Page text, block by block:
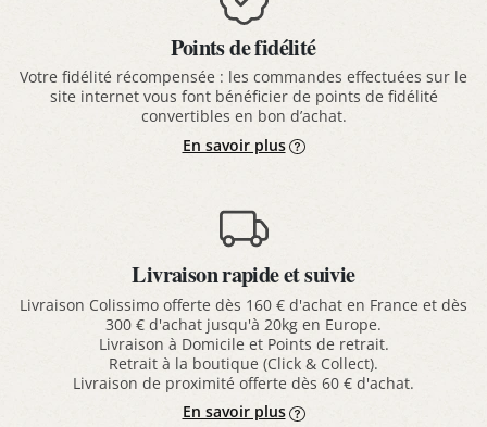
Points de fidélité
Votre fidélité récompensée : les commandes effectuées sur le
site internet vous font bénéficier de points de fidélité
convertibles en bon d’achat.
En savoir plus
Livraison rapide et suivie
Livraison Colissimo offerte dès 160 € d'achat en France et dès
300 € d'achat jusqu'à 20kg en Europe.
Livraison à Domicile et Points de retrait.
Retrait à la boutique (Click & Collect).
Livraison de proximité offerte dès 60 € d'achat.
En savoir plus